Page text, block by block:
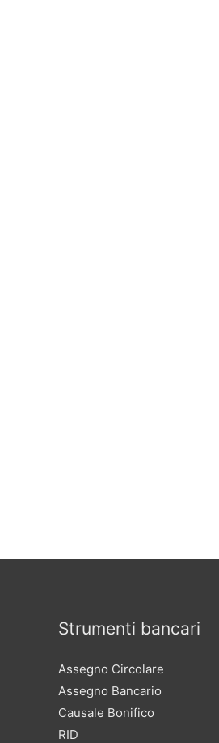
Strumenti bancari
Assegno Circolare
Assegno Bancario
Causale Bonifico
RID